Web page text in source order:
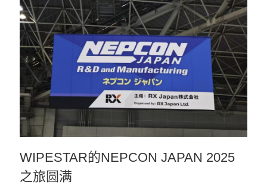
WIPESTAR的NEPCON JAPAN 2025
之旅圆满